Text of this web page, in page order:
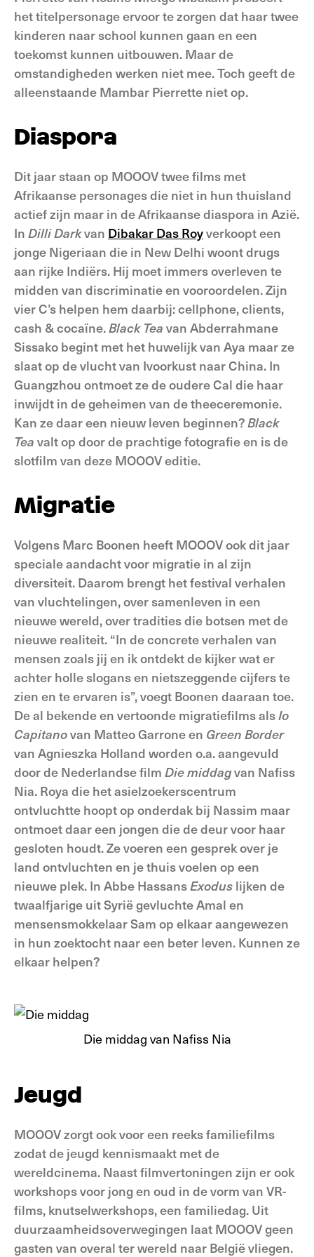
het titelpersonage ervoor te zorgen dat haar twee
kinderen naar school kunnen gaan en een
toekomst kunnen uitbouwen. Maar de
omstandigheden werken niet mee. Toch geeft de
alleenstaande Mambar Pierrette niet op.
Diaspora
Dit jaar staan op MOOOV twee films met
Afrikaanse personages die niet in hun thuisland
actief zijn maar in de Afrikaanse diaspora in Azië.
In Dilli Darkvan Dibakar Das Royverkoopt een
jonge Nigeriaan die in New Delhi woont drugs
aan rijke Indiërs. Hij moet immers overleven te
midden van discriminatie en vooroordelen. Zijn
vier C’s helpen hem daarbij: cellphone, clients,
cash & cocaïne.Black Tea van Abderrahmane
Sissako begint met het huwelijk van Aya maar ze
slaat op de vlucht van Ivoorkust naar China. In
Guangzhou ontmoet ze de oudere Cal die haar
inwijdt in de geheimen van de theeceremonie.
Kan ze daar een nieuw leven beginnen?Black
Tea valt op door de prachtige fotografie en is de
slotfilm van deze MOOOV editie.
Migratie
Volgens Marc Boonen heeft MOOOV ook dit jaar
speciale aandacht voor migratie in al zijn
diversiteit. Daarom brengt het festival verhalen
van vluchtelingen, over samenleven in een
nieuwe wereld, over tradities die botsen met de
nieuwe realiteit. “In de concrete verhalen van
mensen zoals jij en ik ontdekt de kijker wat er
achter holle slogans en nietszeggende cijfers te
zien en te ervaren is”, voegt Boonen daaraan toe.
De al bekende en vertoonde migratiefilms alsIo
Capitanovan Matteo Garrone en Green Border
van Agnieszka Holland worden o.a. aangevuld
door de Nederlandse film Die middagvan Nafiss
Nia. Roya die het asielzoekerscentrum
ontvluchtte hoopt op onderdak bij Nassim maar
ontmoet daar een jongen die de deur voor haar
gesloten houdt. Ze voeren een gesprek over je
land ontvluchten en je thuis voelen op een
nieuwe plek. In Abbe HassansExodus lijken de
twaalfjarige uit Syrië gevluchte Amal en
mensensmokkelaar Sam op elkaar aangewezen
in hun zoektocht naar een beter leven. Kunnen ze
elkaar helpen?
Die middag van Nafiss Nia
Jeugd
MOOOV zorgt ook voor een reeks familiefilms
zodat de jeugd kennismaakt met de
wereldcinema. Naast filmvertoningen zijn er ook
workshops voor jong en oud in de vorm van VR-
films, knutselwerkshops, een familiedag. Uit
duurzaamheidsoverwegingen laat MOOOV geen
gasten van overal ter wereld naar België vliegen.